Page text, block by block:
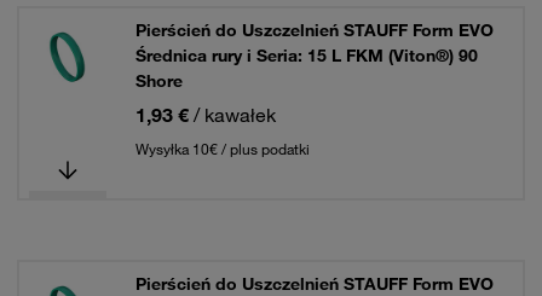
Pierścień do Uszczelnień STAUFF Form EVO
Średnica rury i Seria: 15 L FKM (Viton®) 90
Shore
1,93 € / kawałek
Wysyłka 10€ / plus podatki
Pierścień do Uszczelnień STAUFF Form EVO